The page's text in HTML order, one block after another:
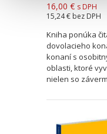
16,00 € s DPH
15,24 € bez DPH
Kniha ponúka
dovolacieho
konaní s
oblasti, ktoré
nielen so